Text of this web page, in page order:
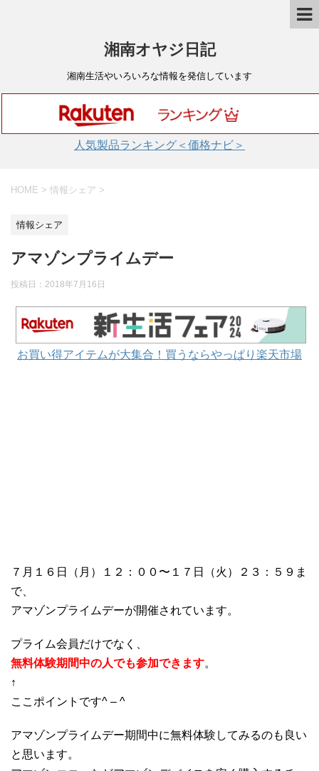
湘南オヤジ日記
湘南生活やいろいろな情報を発信しています
人気製品ランキング＜価格ナビ＞
HOME > 情報シェア >
情報シェア
アマゾンプライムデー
投稿日： 2018年7月16日
お買い得アイテムが大集合！買うならやっぱり楽天市場
７月１６日（月）１２：００〜１７日（火）２３：５９ま
で、
アマゾンプライムデーが開催されています。
プライム会員だけでなく、
無料体験期間中の人でも参加できます。
↑
ここポイントです^ – ^
アマゾンプライムデー期間中に無料体験してみるのも良い
と思います。